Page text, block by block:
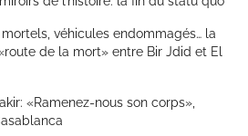
véhicules endommagés… la
de la mort» entre Bir Jdid et El
«Ramenez-nous son corps»,